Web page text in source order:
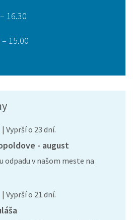
16.30
15.00
Vyprší o 23 dní.
- august
odpadu v našom meste na
Vyprší o 21 dní.